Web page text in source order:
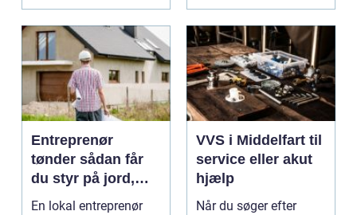
Entreprenør
tønder sådan får
du styr på jord,
dræn og kloak
En lokal entreprenør
VVS i Middelfart til
service eller akut
hjælp
Når du søger efter